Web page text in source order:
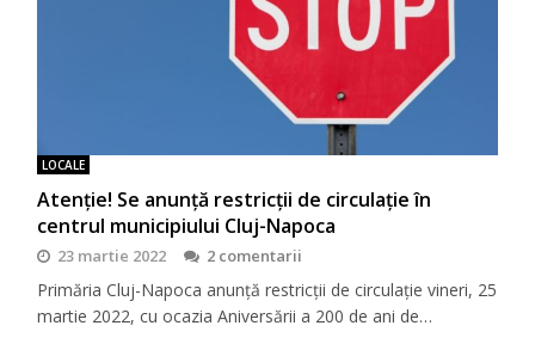
LOCALE
Atenție! Se anunță restricții de circulație în
centrul municipiului Cluj-Napoca
23 martie 2022 2 comentarii
Primăria Cluj-Napoca anunță restricții de circulație vineri, 25
martie 2022, cu ocazia Aniversării a 200 de ani de…